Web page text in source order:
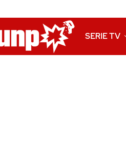
SERIE TV